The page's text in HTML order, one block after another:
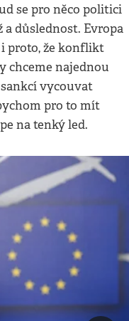
se pro něco politici
důslednost. Evropa
proto, že konflikt
chceme najednou
vycouvat
pro to mít
na tenký led.